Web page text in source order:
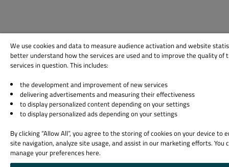
We use cookies and data to measure audience activation and website
better understand how the services are used and to improve the quality of
services in question. This includes:
the development and improvement of new services
delivering advertisements and measuring their effectiveness
to display personalized content depending on your settings
to display personalized ads depending on your settings
By clicking “Allow All”, you agree to the storing of cookies on your device to
site navigation, analyze site usage, and assist in our marketing efforts. You
manage your preferences here.